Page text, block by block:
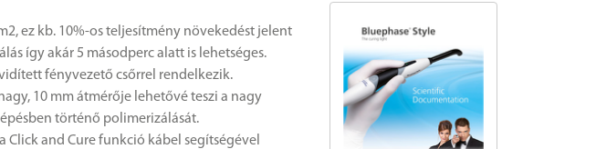
ez kb. 10%-os teljesítmény növekedést jelent
így akár 5 másodperc alatt is lehetséges.
fényvezető csőrrel rendelkezik.
10 mm átmérője lehetővé teszi a nagy
történő polimerizálását.
Click and Cure funkció kábel segítségével